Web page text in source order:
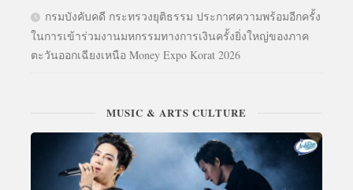
กรมบังคับคดี กระทรวงยุติธรรม ประกาศความพร้อมอีกครั้ง
ในการเข้าร่วมงานมหกรรมทางการเงินครั้งยิ่งใหญ่ของภาค
ตะวันออกเฉียงเหนือ Money Expo Korat 2026
MUSIC & ARTS CULTURE